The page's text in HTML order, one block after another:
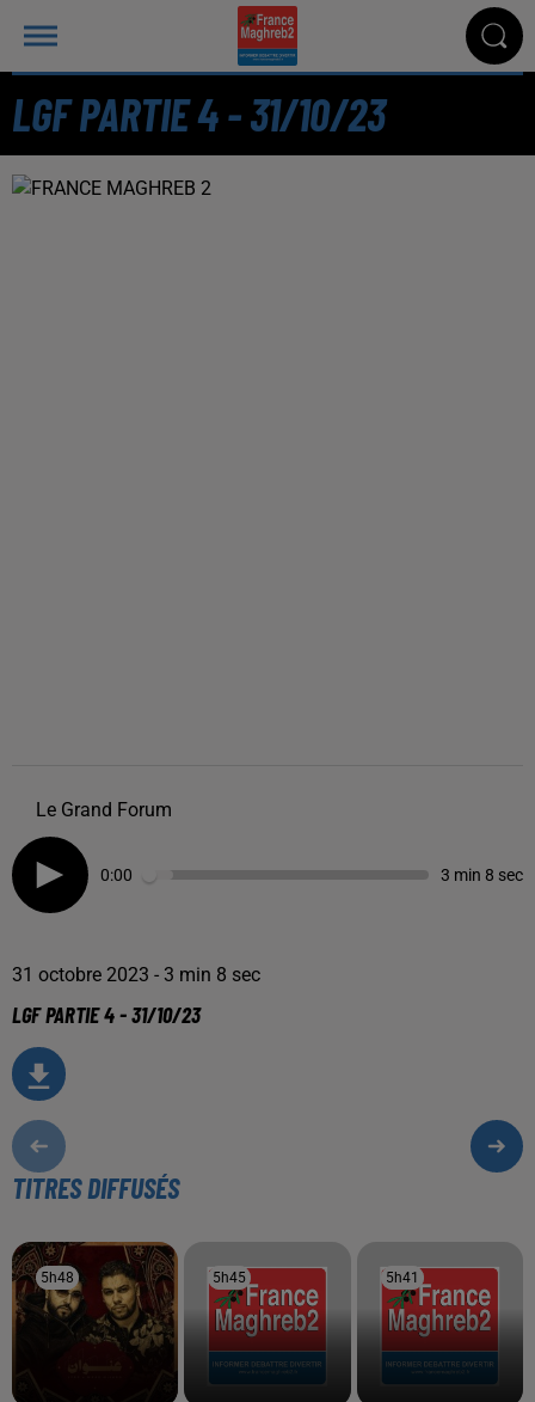
LGF PARTIE 4 - 31/10/23
Le Grand Forum
0:00 3 min 8 sec
31 octobre 2023 - 3 min 8 sec
LGF PARTIE 4 - 31/10/23
TITRES DIFFUSÉS
5h48
5h48 5h45
5h45 5h41
5h41